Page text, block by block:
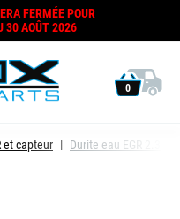
FERMÉE POUR
30 AOÛT 2026
0
et capteur Durite eau EGR 2.3l